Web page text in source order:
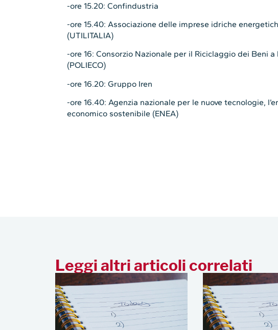
-ore 15.20: Confindustria
-ore 15.40: Associazione delle imprese idriche
(UTILITALIA)
-ore 16: Consorzio Nazionale per il Riciclaggio dei Beni
(POLIECO)
-ore 16.20: Gruppo Iren
-ore 16.40: Agenzia nazionale per le nuove tecnologie,
economico sostenibile (ENEA)
Leggi altri articoli correlati